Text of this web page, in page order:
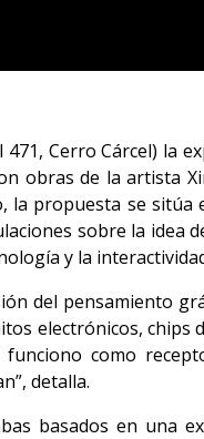
Cerro Cárcel) la
obras de la artista
la propuesta se sitúa
sobre la idea
y la
del pensamiento
electrónicos, chips
como
detalla.
basados en una